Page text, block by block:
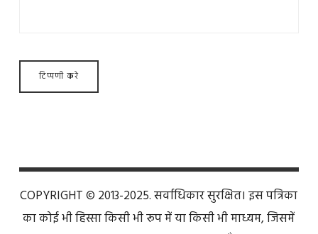
COPYRIGHT © 2013-2025. सर्वाधिकार सुरक्षित। इस पत्रिका
का कोई भी हिस्सा किसी भी रूप में या किसी भी माध्यम, जिसमें